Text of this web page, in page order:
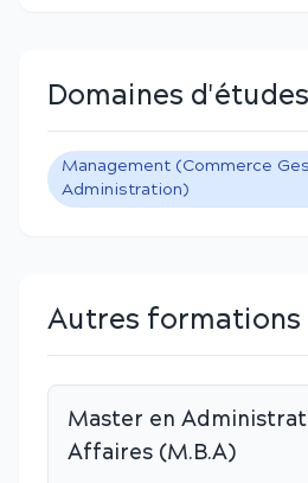
Domaines d'études
Management (Commerce
Administration)
Autres formations
Master en
Affaires (M.B.A)